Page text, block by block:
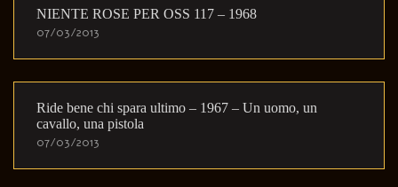
NIENTE ROSE PER OSS 117 – 1968
07/03/2013
Ride bene chi spara ultimo – 1967 – Un uomo, un
cavallo, una pistola
07/03/2013